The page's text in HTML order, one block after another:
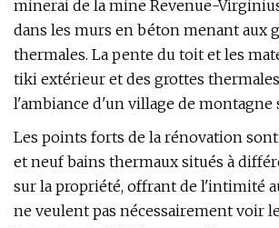
minerai de la mine Revenue-
dans les murs en béton menant aux
thermales. La pente du toit et les
tiki extérieur et des grottes
l'ambiance d'un village de montagne
Les points forts de la rénovation
et neuf bains thermaux situés à
sur la propriété, offrant de l'intimité
ne veulent pas nécessairement voir